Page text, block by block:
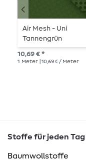
Air Mesh - Uni
Tannengrün
10,69 € *
1 Meter | 10,69 € / Meter
Stoffe für jeden Tag
Baumwollstoffe